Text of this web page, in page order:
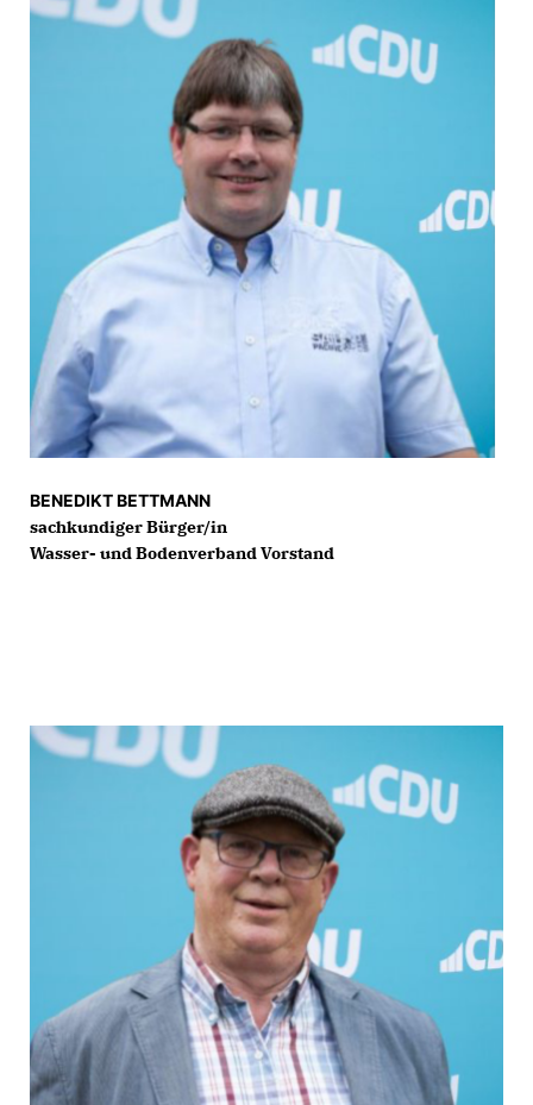
BENEDIKT BETTMANN
sachkundiger Bürger/in
Wasser- und Bodenverband Vorstand